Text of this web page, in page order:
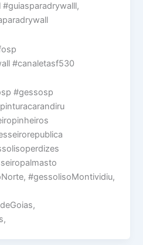
#canaletasf530
#gessosp
#gessolisoMontividiu,